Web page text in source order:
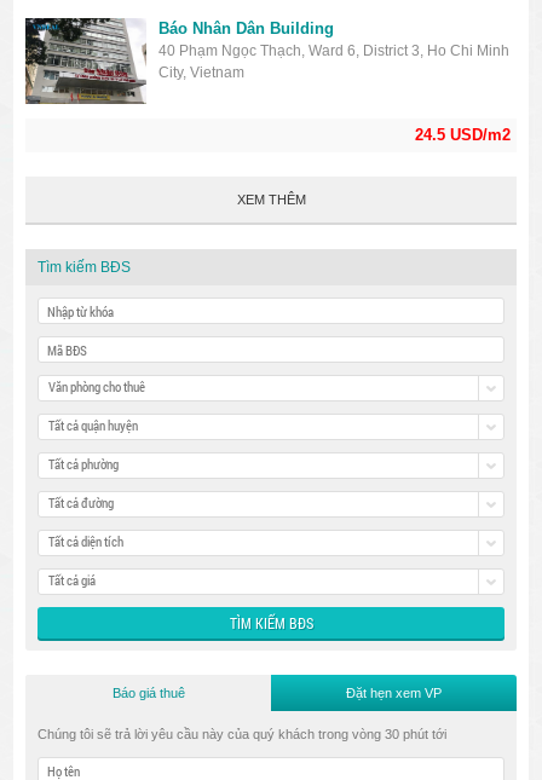
24.5 USD/m2
Báo Nhân Dân Building
40 Phạm Ngọc Thạch, Ward 6, District 3, Ho Chi Minh
City, Vietnam
XEM THÊM
Tìm kiếm BĐS
Văn phòng cho thuê
Tất cả quận huyện
Tất cả phường
Tất cả đường
Tất cả diện tích
Tất cả giá
Báo giá thuê Đặt hẹn xem VP
Chúng tôi sẽ trả lời yêu cầu này của quý khách trong vòng 30 phút tới